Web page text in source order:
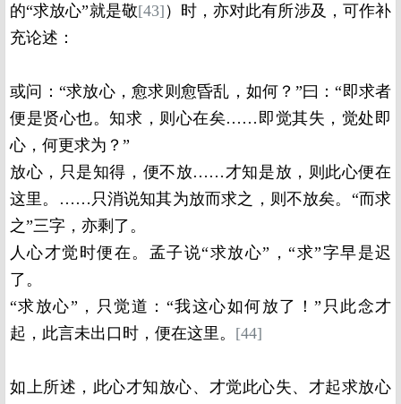
的“求放心”就是敬[43] ）时，亦对此有所涉及，可作补
充论述：
或问：“求放心，愈求则愈昏乱，如何？”曰：“即求者
便是贤心也。知求，则心在矣……即觉其失，觉处即
心，何更求为？”
放心，只是知得，便不放……才知是放，则此心便在
这里。……只消说知其为放而求之，则不放矣。“而求
之”三字，亦剩了。
人心才觉时便在。孟子说“求放心”，“求”字早是迟
了。
“求放心”，只觉道：“我这心如何放了！”只此念才
起，此言未出口时，便在这里。 [44]
如上所述，此心才知放心、才觉此心失、才起求放心